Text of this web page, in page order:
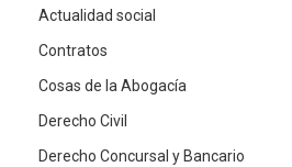
Actualidad social
Contratos
Cosas de la Abogacía
Derecho Civil
Derecho Concursal y Bancario